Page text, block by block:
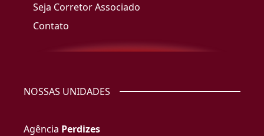
Seja Corretor Associado
Contato
NOSSAS UNIDADES
Agência Perdizes